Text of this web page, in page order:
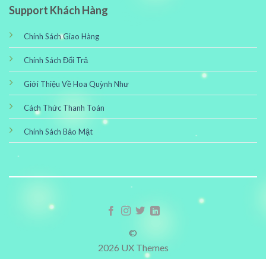
Support Khách Hàng
Chính Sách Giao Hàng
Chính Sách Đổi Trả
Giới Thiệu Về Hoa Quỳnh Như
Cách Thức Thanh Toán
Chính Sách Bảo Mật
©
2026 UX Themes